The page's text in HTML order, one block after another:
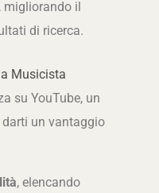
, migliorando il
di ricerca.
Musicista
su YouTube, un
un vantaggio
, elencando